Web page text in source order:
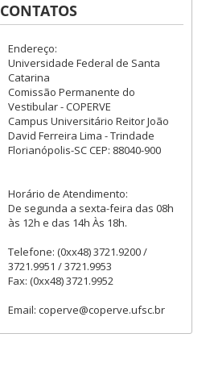
CONTATOS
Endereço:
Universidade Federal de Santa
Catarina
Comissão Permanente do
Vestibular - COPERVE
Campus Universitário Reitor João
David Ferreira Lima - Trindade
Florianópolis-SC CEP: 88040-900
Horário de Atendimento:
De segunda a sexta-feira das 08h
às 12h e das 14h Às 18h.
Telefone: (0xx48) 3721.9200 /
3721.9951 / 3721.9953
Fax: (0xx48) 3721.9952
Email: coperve@coperve.ufsc.br